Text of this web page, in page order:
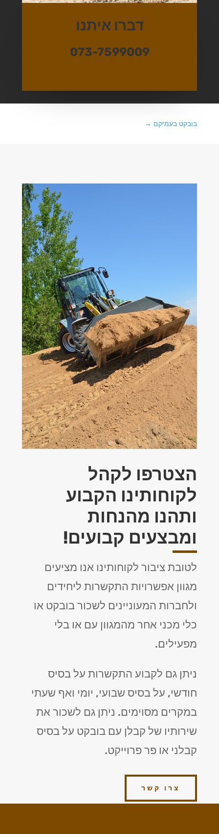
דברו איתנו
073-7599009
בובקט בעמיקם →
הצטרפו לקהל
לקוחותינו הקבוע
ותהנו מהנחות
ומבצעים קבועים!
לטובת ציבור לקוחותינו אנו מציעים
מגוון אפשרויות התקשרות ליחידים
ולחברות המעוניינים לשכור בובקט או
כלי מכני אחר מהמגוון עם או בלי
מפעילים.
ניתן גם לקבוע התקשרות על בסיס
חודשי, על בסיס שבועי, יומי ואף שעתי
במקרים מסוימים. ניתן גם לשכור את
שירותיו של קבלן עם בובקט על בסיס
קבלני או פר פרוייקט.
צרו קשר